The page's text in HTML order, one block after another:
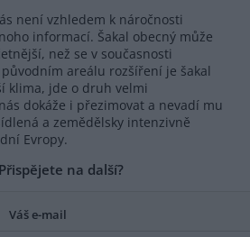
není vzhledem k náročnosti
informací. Šakal obecný může
než se v současnosti
areálu rozšíření je šakal
klima, jde o druh velmi
dokáže i přezimovat a nevadí mu
a zemědělsky intenzivně
Evropy.
na další?
Váš e-mail